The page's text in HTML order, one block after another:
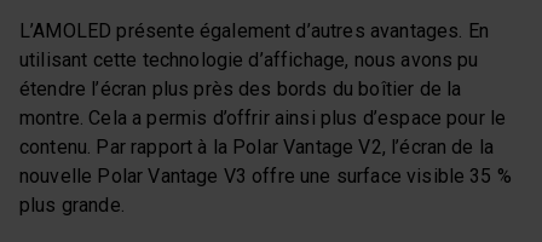
L’AMOLED présente également d’autres avantages. En
utilisant cette technologie d’affichage, nous avons pu
étendre l’écran plus près des bords du boîtier de la
montre. Cela a permis d’offrir ainsi plus d’espace pour le
contenu. Par rapport à la Polar Vantage V2, l’écran de la
nouvelle Polar Vantage V3 offre une surface visible 35 %
plus grande.